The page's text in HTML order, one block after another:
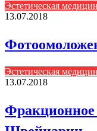
Эстетическая
13.07.2018
Эстетическая
13.07.2018